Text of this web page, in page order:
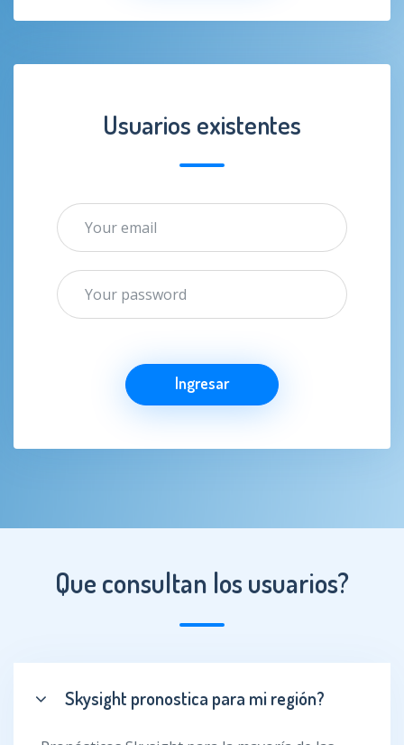
Usuarios existentes
Ingresar
Que consultan los usuarios?
Skysight pronostica para mi región?